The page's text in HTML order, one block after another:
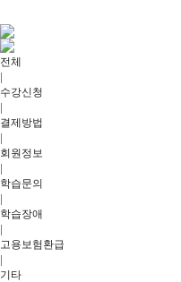
전체
|
수강신청
|
결제방법
|
회원정보
|
학습문의
|
학습장애
|
고용보험환급
|
기타